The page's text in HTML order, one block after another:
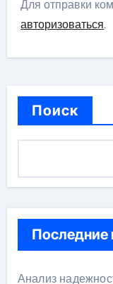
Для отправки
авторизоваться.
Поиск
Последние
Анализ